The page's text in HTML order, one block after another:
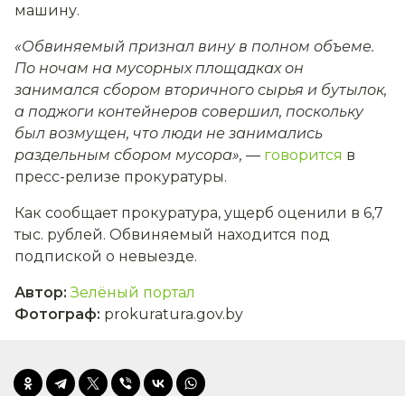
машину.
«Обвиняемый признал вину в полном объеме.
По ночам на мусорных площадках он
занимался сбором вторичного сырья и бутылок,
а поджоги контейнеров совершил, поскольку
был возмущен, что люди не занимались
раздельным сбором мусора», — говорится в
пресс-релизе прокуратуры.
Как сообщает прокуратура, ущерб оценили в 6,7
тыс. рублей. Обвиняемый находится под
подпиской о невыезде.
Автор: Зелёный портал
Фотограф: prokuratura.gov.by